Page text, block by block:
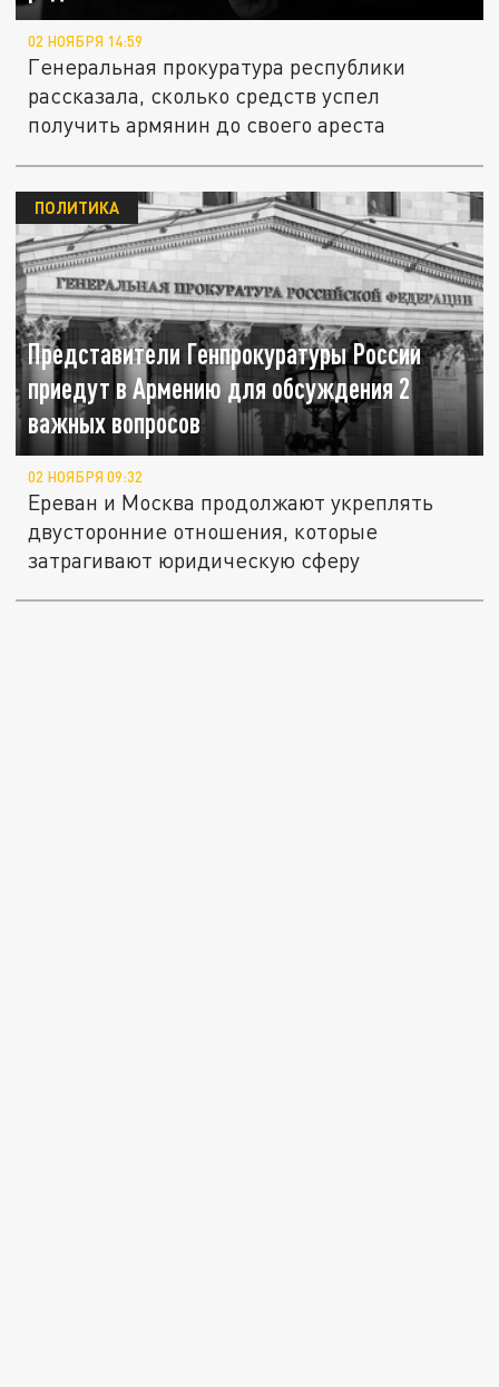
02 НОЯБРЯ 14:59
Генеральная прокуратура республики
рассказала, сколько средств успел
получить армянин до своего ареста
Представители Генпрокуратуры России
приедут в Армению для обсуждения 2
важных вопросов
ПОЛИТИКА
02 НОЯБРЯ 09:32
Ереван и Москва продолжают укреплять
двусторонние отношения, которые
затрагивают юридическую сферу